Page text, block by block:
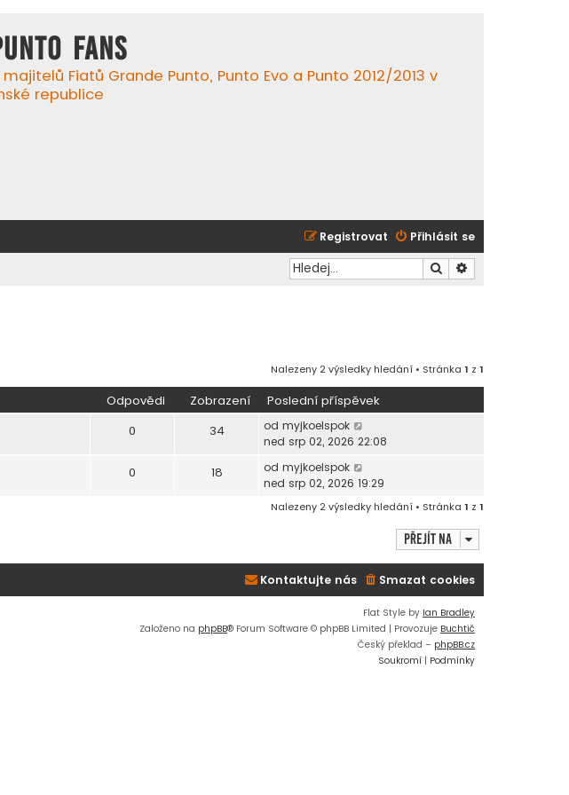
FANS
Fiatů Grande Punto, Punto Evo a Punto 2012/2013 v
republice
Přihlásit se
Registrovat
Hledat
Nalezeny 2 výsledky hledání • Stránka 1 z 1
Odpovědi Zobrazení Poslední příspěvek
0 34 od myjkoelspok
ned srp 02, 2026 22:08
0 18 od myjkoelspok
ned srp 02, 2026 19:29
Nalezeny 2 výsledky hledání • Stránka 1 z 1
Přejít na
Smazat cookies
Kontaktujte nás
Flat Style by Ian Bradley
Založeno na phpBB® Forum Software © phpBB Limited | Provozuje Buchtič
Český překlad – phpBB.cz
Soukromí | Podmínky